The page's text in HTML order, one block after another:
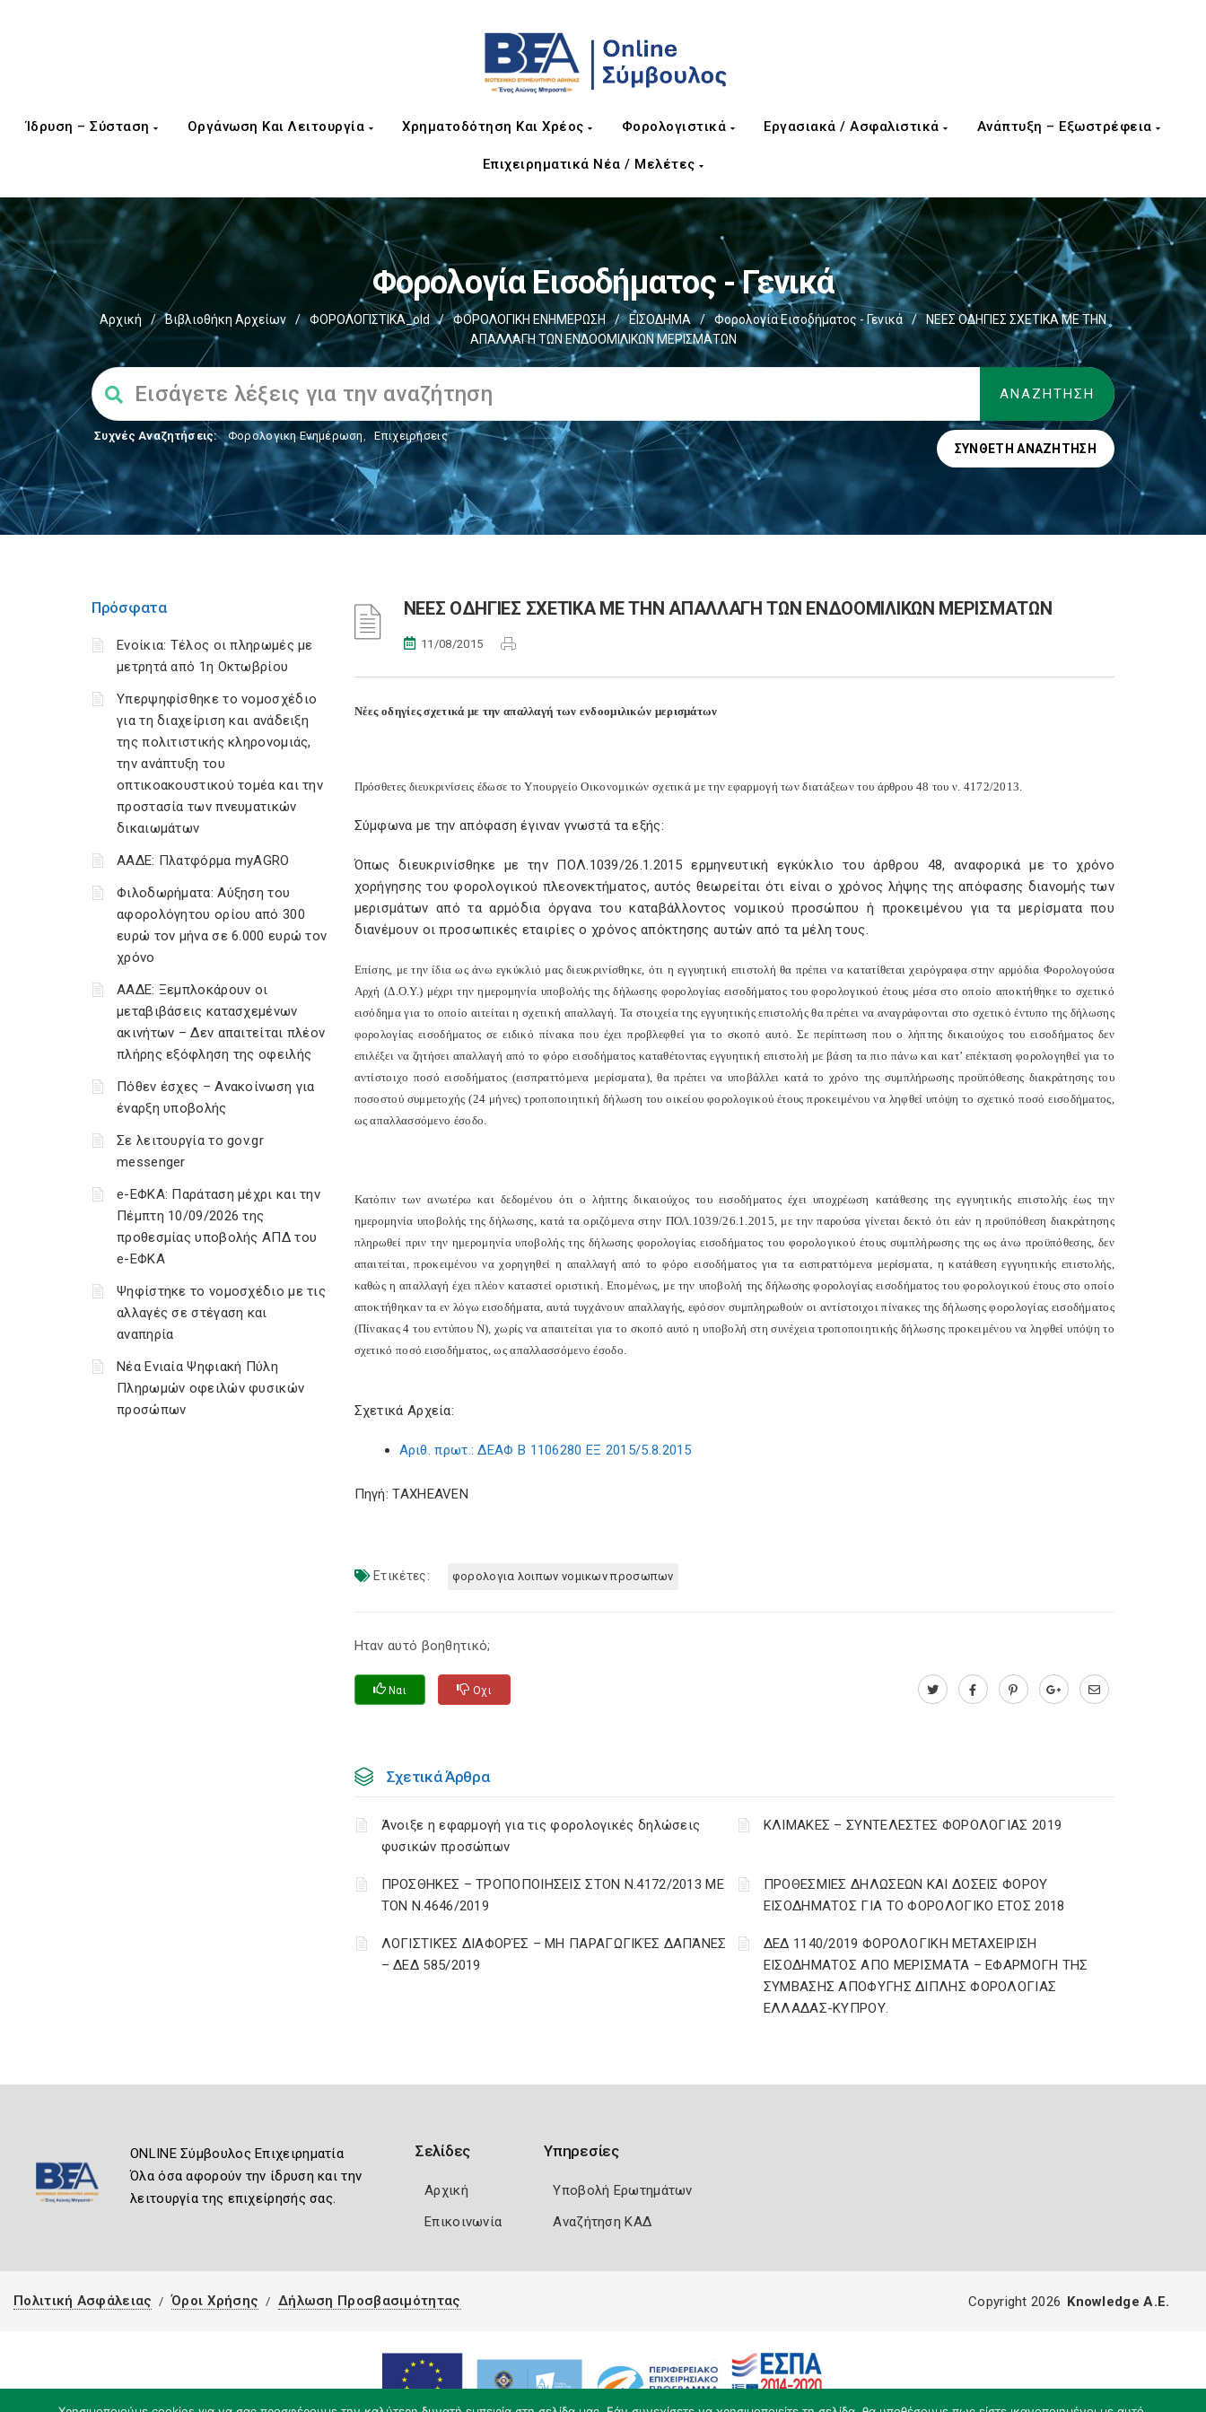
Ίδρυση – Σύσταση Οργάνωση Και Λειτουργία Χρηματοδότηση Και Χρέος Φορολογιστικά Εργασιακά / Ασφαλιστικά Ανάπτυξη – Εξωστρέφεια
Επιχειρηματικά Νέα / Μελέτες
Φορολογία Εισοδήματος - Γενικά
Αρχική / Βιβλιοθήκη Αρχείων / ΦΟΡΟΛΟΓΙΣΤΙΚΑ_old / ΦΟΡΟΛΟΓΙΚΗ ΕΝΗΜΕΡΩΣΗ / ΕΙΣΟΔΗΜΑ / Φορολογία Εισοδήματος - Γενικά /
ΝΕΕΣ ΟΔΗΓΙΕΣ ΣΧΕΤΙΚΑ ΜΕ ΤΗΝ
ΑΠΑΛΛΑΓΗ ΤΩΝ ΕΝΔΟΟΜΙΛΙΚΩΝ ΜΕΡΙΣΜΑΤΩΝ
Συχνές Αναζητήσεις: Φορολογικη Ενημέρωση, Επιχειρήσεις
ΣΎΝΘΕΤΗ ΑΝΑΖΉΤΗΣΗ
Πρόσφατα
Ενοίκια: Τέλος οι πληρωμές με
μετρητά από 1η Οκτωβρίου
Υπερψηφίσθηκε το νομοσχέδιο
για τη διαχείριση και ανάδειξη
της πολιτιστικής κληρονομιάς,
την ανάπτυξη του
οπτικοακουστικού τομέα και την
προστασία των πνευματικών
δικαιωμάτων
ΑΑΔΕ: Πλατφόρμα myAGRO
Φιλοδωρήματα: Αύξηση του
αφορολόγητου ορίου από 300
ευρώ τον μήνα σε 6.000 ευρώ τον
χρόνο
ΑΑΔΕ: Ξεμπλοκάρουν οι
μεταβιβάσεις κατασχεμένων
ακινήτων – Δεν απαιτείται πλέον
πλήρης εξόφληση της οφειλής
Πόθεν έσχες – Ανακοίνωση για
έναρξη υποβολής
Σε λειτουργία το gov.gr
messenger
e-ΕΦΚΑ: Παράταση μέχρι και την
Πέμπτη 10/09/2026 της
προθεσμίας υποβολής ΑΠΔ του
e-ΕΦΚΑ
Ψηφίστηκε το νομοσχέδιο με τις
αλλαγές σε στέγαση και
αναπηρία
Νέα Ενιαία Ψηφιακή Πύλη
Πληρωμών οφειλών φυσικών
προσώπων
ΝΕΕΣ ΟΔΗΓΙΕΣ ΣΧΕΤΙΚΑ ΜΕ ΤΗΝ ΑΠΑΛΛΑΓΗ ΤΩΝ ΕΝΔΟΟΜΙΛΙΚΩΝ ΜΕΡΙΣΜΑΤΩΝ
11/08/2015
Νέες οδηγίες σχετικά με την απαλλαγή των ενδοομιλικών μερισμάτων
Πρόσθετες διευκρινίσεις έδωσε το Υπουργείο Οικονομικών σχετικά με την εφαρμογή των διατάξεων του άρθρου 48 του ν. 4172/2013.
Σύμφωνα με την απόφαση έγιναν γνωστά τα εξής:
Όπως διευκρινίσθηκε με την ΠΟΛ.1039/26.1.2015 ερμηνευτική εγκύκλιο του άρθρου 48, αναφορικά με το χρόνο
χορήγησης του φορολογικού πλεονεκτήματος, αυτός θεωρείται ότι είναι ο χρόνος λήψης της απόφασης διανομής των
μερισμάτων από τα αρμόδια όργανα του καταβάλλοντος νομικού προσώπου ή προκειμένου για τα μερίσματα που
διανέμουν οι προσωπικές εταιρίες ο χρόνος απόκτησης αυτών από τα μέλη τους.
Επίσης, με την ίδια ως άνω εγκύκλιό μας διευκρινίσθηκε, ότι η εγγυητική επιστολή θα πρέπει να κατατίθεται χειρόγραφα στην αρμόδια Φορολογούσα
Αρχή (Δ.Ο.Υ.) μέχρι την ημερομηνία υποβολής της δήλωσης φορολογίας εισοδήματος του φορολογικού έτους μέσα στο οποίο αποκτήθηκε το σχετικό
εισόδημα για το οποίο αιτείται η σχετική απαλλαγή. Τα στοιχεία της εγγυητικής επιστολής θα πρέπει να αναγράφονται στο σχετικό έντυπο της δήλωσης
φορολογίας εισοδήματος σε ειδικό πίνακα που έχει προβλεφθεί για το σκοπό αυτό. Σε περίπτωση που ο λήπτης δικαιούχος του εισοδήματος δεν
επιλέξει να ζητήσει απαλλαγή από το φόρο εισοδήματος καταθέτοντας εγγυητική επιστολή με βάση τα πιο πάνω και κατ’ επέκταση φορολογηθεί για το
αντίστοιχο ποσό εισοδήματος (εισπραττόμενα μερίσματα), θα πρέπει να υποβάλλει κατά το χρόνο της συμπλήρωσης προϋπόθεσης διακράτησης του
ποσοστού συμμετοχής (24 μήνες) τροποποιητική δήλωση του οικείου φορολογικού έτους προκειμένου να ληφθεί υπόψη το σχετικό ποσό εισοδήματος,
ως απαλλασσόμενο έσοδο.
Κατόπιν των ανωτέρω και δεδομένου ότι ο λήπτης δικαιούχος του εισοδήματος έχει υποχρέωση κατάθεσης της εγγυητικής επιστολής έως την
ημερομηνία υποβολής της δήλωσης, κατά τα οριζόμενα στην ΠΟΛ.1039/26.1.2015, με την παρούσα γίνεται δεκτό ότι εάν η προϋπόθεση διακράτησης
πληρωθεί πριν την ημερομηνία υποβολής της δήλωσης φορολογίας εισοδήματος του φορολογικού έτους συμπλήρωσης της ως άνω προϋπόθεσης, δεν
απαιτείται, προκειμένου να χορηγηθεί η απαλλαγή από το φόρο εισοδήματος για τα εισπραττόμενα μερίσματα, η κατάθεση εγγυητικής επιστολής,
καθώς η απαλλαγή έχει πλέον καταστεί οριστική. Επομένως, με την υποβολή της δήλωσης φορολογίας εισοδήματος του φορολογικού έτους στο οποίο
αποκτήθηκαν τα εν λόγω εισοδήματα, αυτά τυγχάνουν απαλλαγής, εφόσον συμπληρωθούν οι αντίστοιχοι πίνακες της δήλωσης φορολογίας εισοδήματος
(Πίνακας 4 του εντύπου Ν), χωρίς να απαιτείται για το σκοπό αυτό η υποβολή στη συνέχεια τροποποιητικής δήλωσης προκειμένου να ληφθεί υπόψη το
σχετικό ποσό εισοδήματος, ως απαλλασσόμενο έσοδο.
Σχετικά Αρχεία:
Αριθ. πρωτ.: ΔΕΑΦ Β 1106280 ΕΞ 2015/5.8.2015
Πηγή: TAXHEAVEN
Ετικέτες: φορολογια λοιπων νομικων προσωπων
Ηταν αυτό βοηθητικό;
Ναι Οχι
Σχετικά Άρθρα
Άνοιξε η εφαρμογή για τις φορολογικές δηλώσεις
φυσικών προσώπων
ΚΛΙΜΑΚΕΣ – ΣΥΝΤΕΛΕΣΤΕΣ ΦΟΡΟΛΟΓΙΑΣ 2019
ΠΡΟΣΘΗΚΕΣ – ΤΡΟΠΟΠΟΙΗΣΕΙΣ ΣΤΟΝ Ν.4172/2013 ΜΕ
ΤΟΝ Ν.4646/2019
ΠΡΟΘΕΣΜΙΕΣ ΔΗΛΩΣΕΩΝ ΚΑΙ ΔΟΣΕΙΣ ΦΟΡΟΥ
ΕΙΣΟΔΗΜΑΤΟΣ ΓΙΑ ΤΟ ΦΟΡΟΛΟΓΙΚΟ ΕΤΟΣ 2018
ΛΟΓΙΣΤΙΚΈΣ ΔΙΑΦΟΡΈΣ – ΜΗ ΠΑΡΑΓΩΓΙΚΈΣ ΔΑΠΆΝΕΣ
– ΔΕΔ 585/2019
ΔΕΔ 1140/2019 ΦΟΡΟΛΟΓΙΚΗ ΜΕΤΑΧΕΙΡΙΣΗ
ΕΙΣΟΔΗΜΑΤΟΣ ΑΠΟ ΜΕΡΙΣΜΑΤΑ – ΕΦΑΡΜΟΓΗ ΤΗΣ
ΣΥΜΒΑΣΗΣ ΑΠΟΦΥΓΗΣ ΔΙΠΛΗΣ ΦΟΡΟΛΟΓΙΑΣ
ΕΛΛΑΔΑΣ-ΚΥΠΡΟΥ.
ONLINE Σύμβουλος Επιχειρηματία
Όλα όσα αφορούν την ίδρυση και την
λειτουργία της επιχείρησής σας.
Σελίδες
Αρχική
Επικοινωνία
Υπηρεσίες
Υποβολή Ερωτημάτων
Αναζήτηση ΚΑΔ
Πολιτική Ασφάλειας Όροι Χρήσης Δήλωση Προσβασιμότητας Copyright 2026 Knowledge A.E.